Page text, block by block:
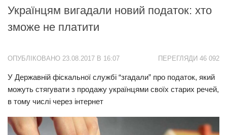
Дніпро
Львів
Харків
Донбас
Прикарпаття
Українцям вигадали новий податок: хто
зможе не платити
ПЕРЕГЛЯДИ 46 092
ОПУБЛІКОВАНО 23.08.2017 В 16:07
У Державній фіскальної службі “згадали” про податок, який
можуть стягувати з продажу українцями своїх старих речей,
в тому числі через інтернет